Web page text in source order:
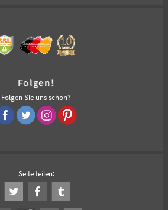
Folgen!
Folgen Sie uns schon?
Seite teilen: